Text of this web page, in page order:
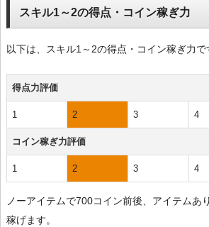
スキル1～2の得点・コイン稼ぎ力
以下は、スキル1～2の得点・コイン稼ぎ力で
得点力評価
1 2 3 4
コイン稼ぎ力評価
1 2 3 4
ノーアイテムで700コイン前後、アイテムあ
稼げます。